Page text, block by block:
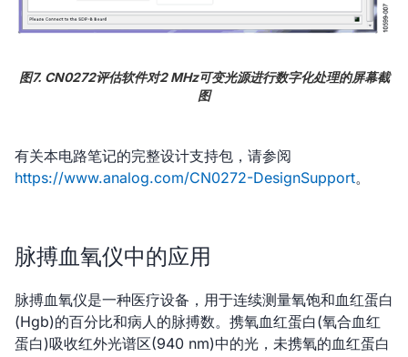
图7. CN0272评估软件对2 MHz可变光源进行数字化处理的屏幕截
图
有关本电路笔记的完整设计支持包，请参阅
https://www.analog.com/CN0272-DesignSupport。
脉搏血氧仪中的应用
脉搏血氧仪是一种医疗设备，用于连续测量氧饱和血红蛋白
(Hgb)的百分比和病人的脉搏数。携氧血红蛋白(氧合血红
蛋白)吸收红外光谱区(940 nm)中的光，未携氧的血红蛋白